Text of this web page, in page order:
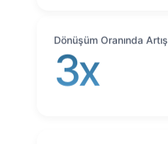
Dönüşüm Oranında Artış
3x